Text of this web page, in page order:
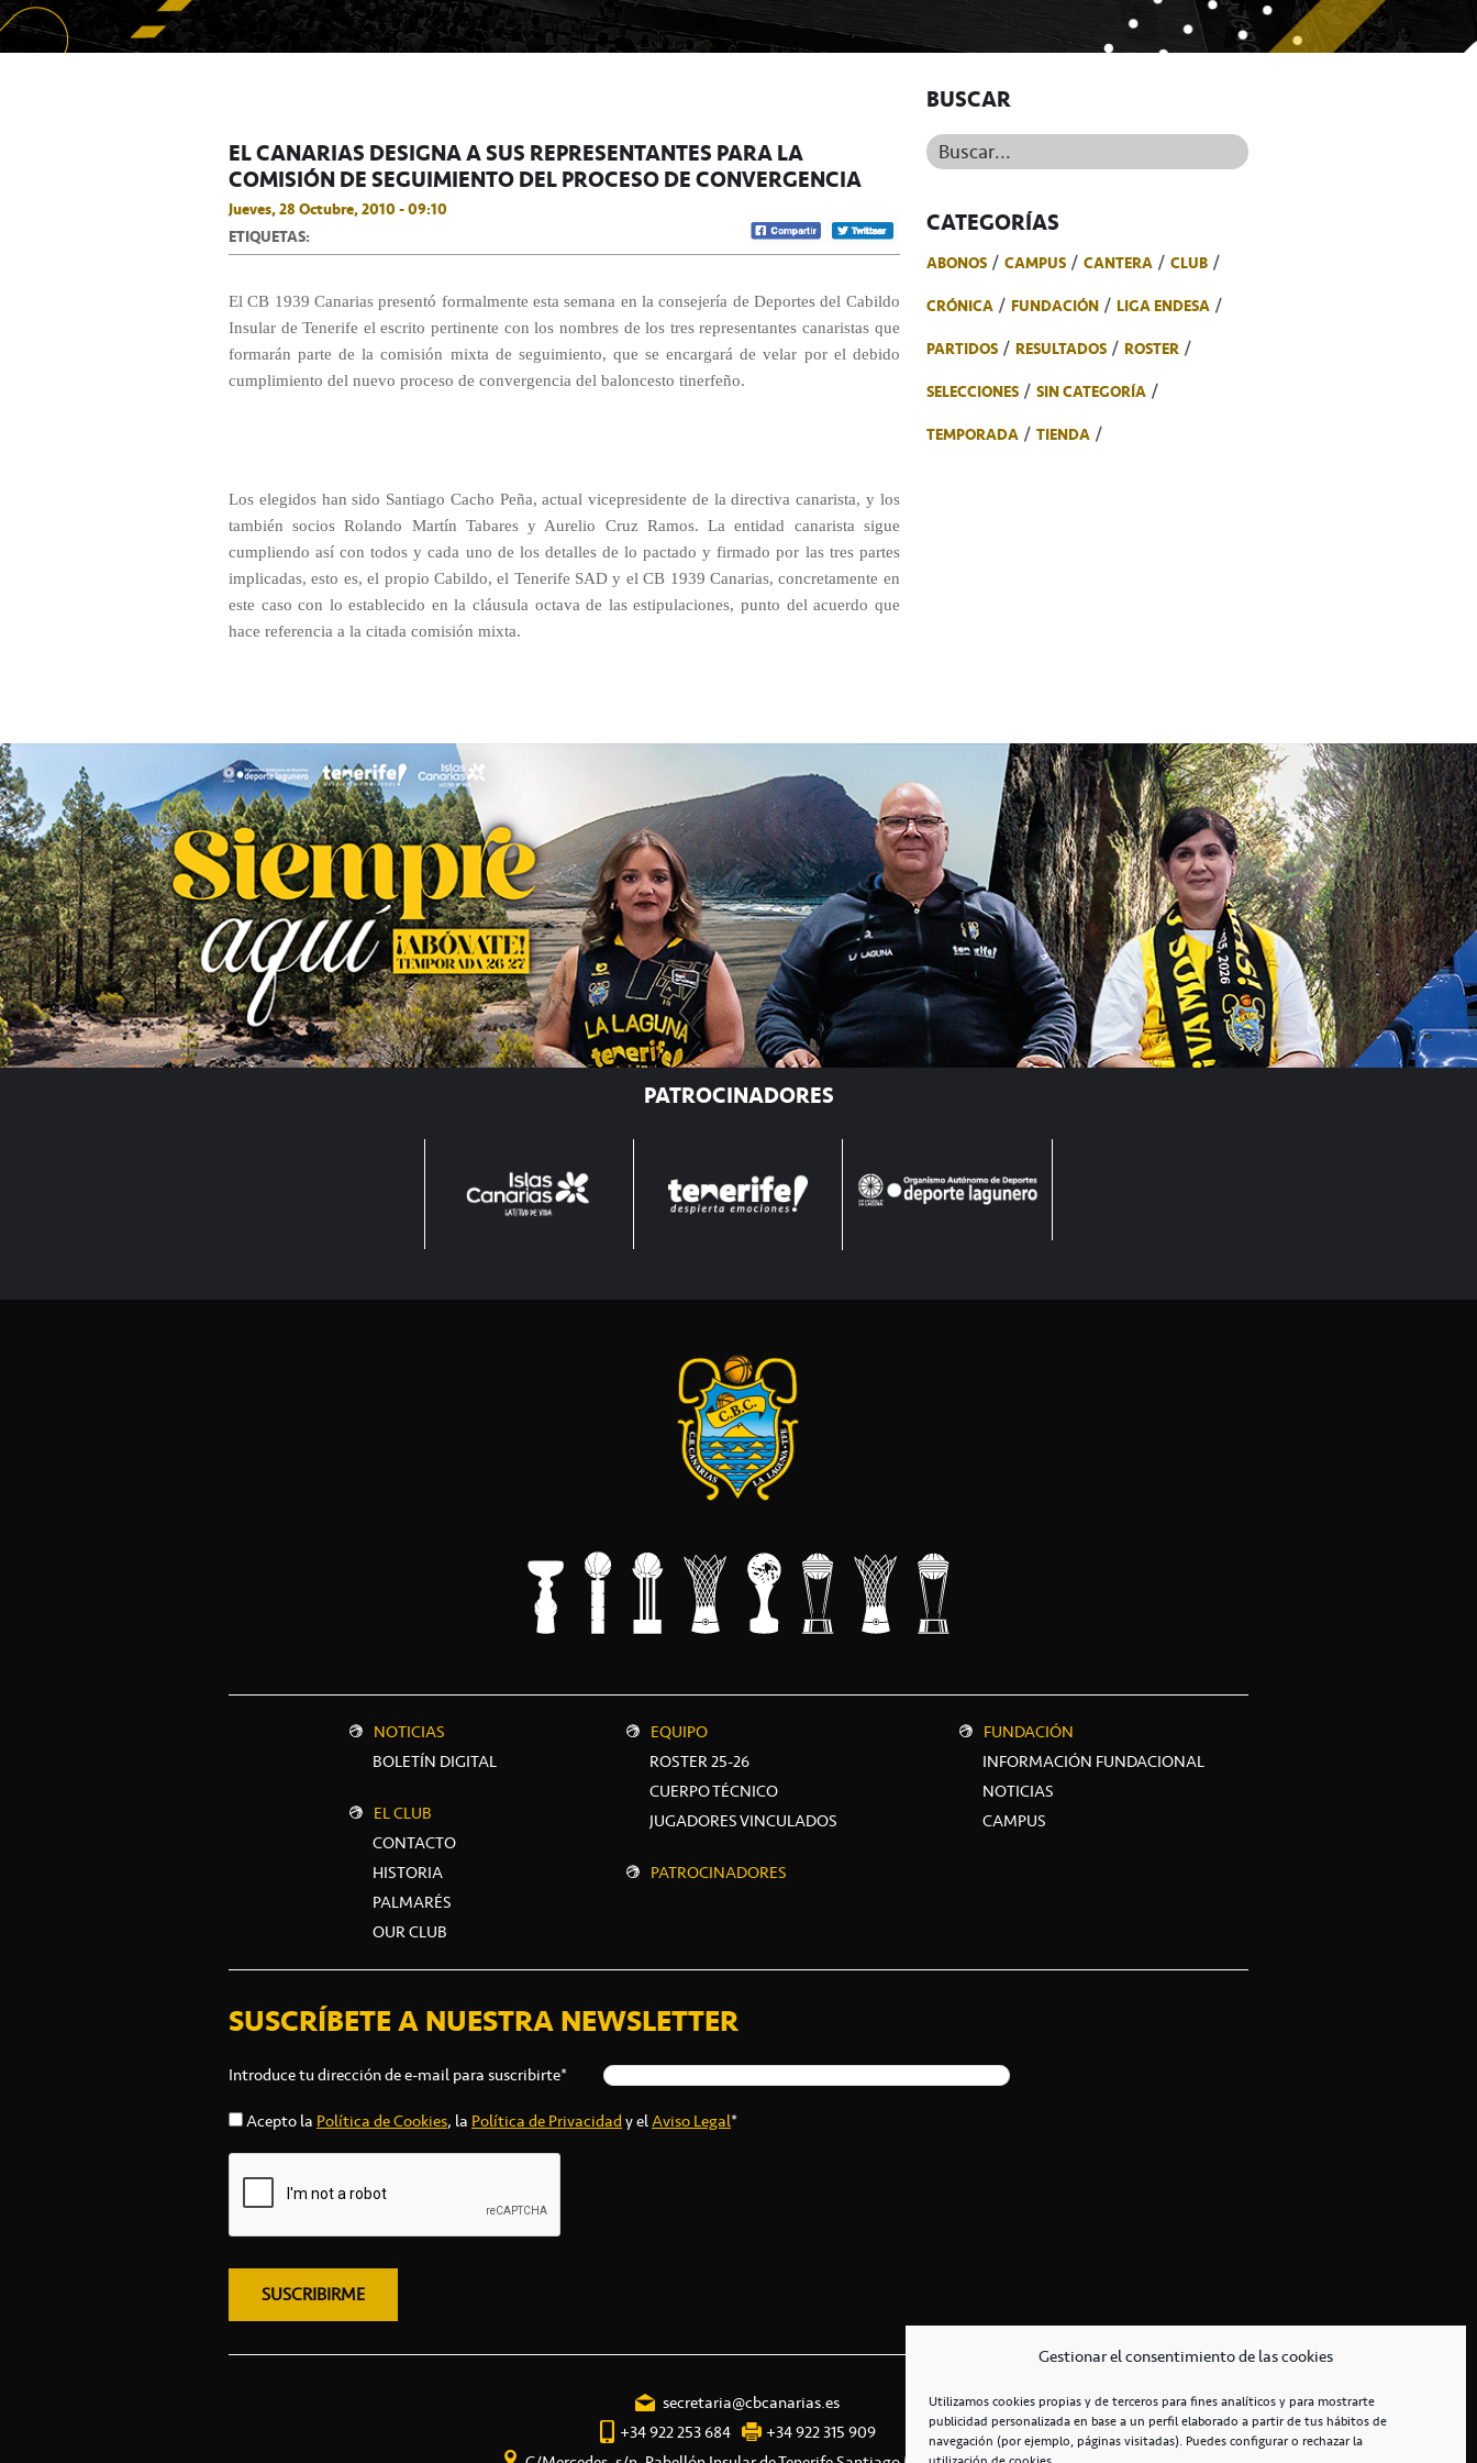
Gestionar el consentimiento de las cookies
Utilizamos cookies propias y de terceros para fines analíticos y para mostrarte
publicidad personalizada en base a un perfil elaborado a partir de tus hábitos de
navegación (por ejemplo, páginas visitadas). Puedes configurar o rechazar la
EL CANARIAS DESIGNA A SUS REPRESENTANTES PARA LA
COMISIÓN DE SEGUIMIENTO DEL PROCESO DE CONVERGENCIA
Jueves, 28 Octubre, 2010 - 09:10
ETIQUETAS:
El CB 1939 Canarias presentó formalmente esta semana en la consejería de Deportes del Cabildo
Insular de Tenerife el escrito pertinente con los nombres de los tres representantes canaristas que
formarán parte de la comisión mixta de seguimiento, que se encargará de velar por el debido
cumplimiento del nuevo proceso de convergencia del baloncesto tinerfeño.
Los elegidos han sido Santiago Cacho Peña, actual vicepresidente de la directiva canarista, y los
también socios Rolando Martín Tabares y Aurelio Cruz Ramos. La entidad canarista sigue
cumpliendo así con todos y cada uno de los detalles de lo pactado y firmado por las tres partes
implicadas, esto es, el propio Cabildo, el Tenerife SAD y el CB 1939 Canarias, concretamente en
este caso con lo establecido en la cláusula octava de las estipulaciones, punto del acuerdo que
hace referencia a la citada comisión mixta.
BUSCAR
Buscar...
CATEGORÍAS
ABONOS CAMPUS CANTERA
CLUB
CRÓNICA
FUNDACIÓN
LIGA ENDESA
PARTIDOS
RESULTADOS
ROSTER
SELECCIONES
SIN CATEGORÍA
TEMPORADA
TIENDA
PATROCINADORES
NOTICIAS
BOLETÍN DIGITAL
EL CLUB
CONTACTO
HISTORIA
PALMARÉS
OUR CLUB
EQUIPO
ROSTER 25-26
CUERPO TÉCNICO
JUGADORES VINCULADOS
PATROCINADORES
FUNDACIÓN
INFORMACIÓN FUNDACIONAL
NOTICIAS
CAMPUS
SUSCRÍBETE A NUESTRA NEWSLETTER
Introduce tu dirección de e-mail para suscribirte*
Acepto la Política de Cookies, la Política de Privacidady elAviso Legal*
secretaria@cbcanarias.es
+34 922 253 684
+34 922 315 909